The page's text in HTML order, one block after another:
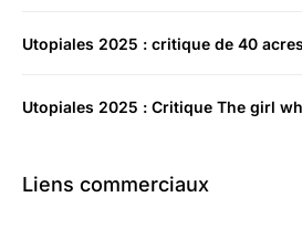
Utopiales 2025 : critique de 40 acres
Utopiales 2025 : Critique The girl
Liens commerciaux